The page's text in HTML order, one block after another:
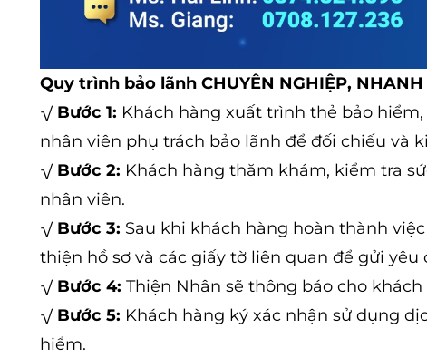
Quy trình bảo lãnh CHUYÊN NGHIỆP,
√ Bước 1: Khách hàng xuất trình thẻ bảo
nhân viên phụ trách bảo lãnh để đối chiếu và
√ Bước 2: Khách hàng thăm khám, kiểm tra
nhân viên.
√ Bước 3: Sau khi khách hàng hoàn thành
thiện hồ sơ và các giấy tờ liên quan để gửi
√ Bước 4: Thiện Nhân sẽ thông báo cho
√ Bước 5: Khách hàng ký xác nhận sử dụng
hiểm.